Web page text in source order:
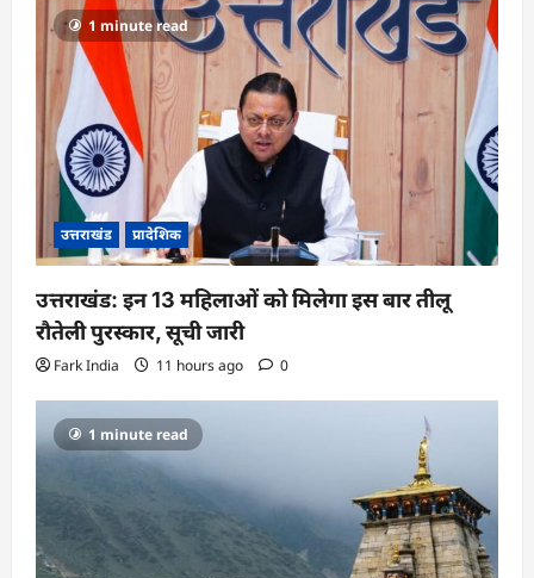
1 minute read
उत्तराखंड प्रादेशिक
उत्तराखंड: इन 13 महिलाओं को मिलेगा इस बार तीलू
रौतेली पुरस्कार, सूची जारी
Fark India 11 hours ago 0
1 minute read